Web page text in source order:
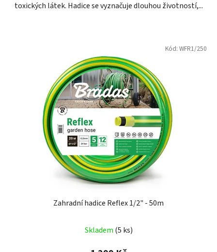
toxických látek. Hadice se vyznačuje dlouhou životností,...
Zahradní hadice Reflex 1/2" - 50m
hodnocení
produktu
Skladem (5 ks)
Kód: WFR1/250